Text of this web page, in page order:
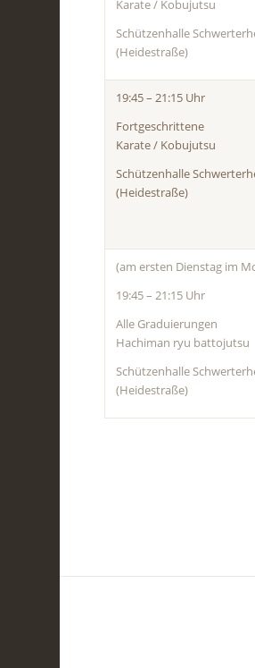
Karate / Kobujutsu
Schützenhalle
(Heidestraße)
19:45 – 21:15 Uhr
Fortgeschrittene
Karate / Kobujutsu
Schützenhalle
(Heidestraße)
(am ersten Dienstag im
19:45 – 21:15 Uhr
Alle Graduierungen
Hachiman ryu battojutsu
Schützenhalle
(Heidestraße)